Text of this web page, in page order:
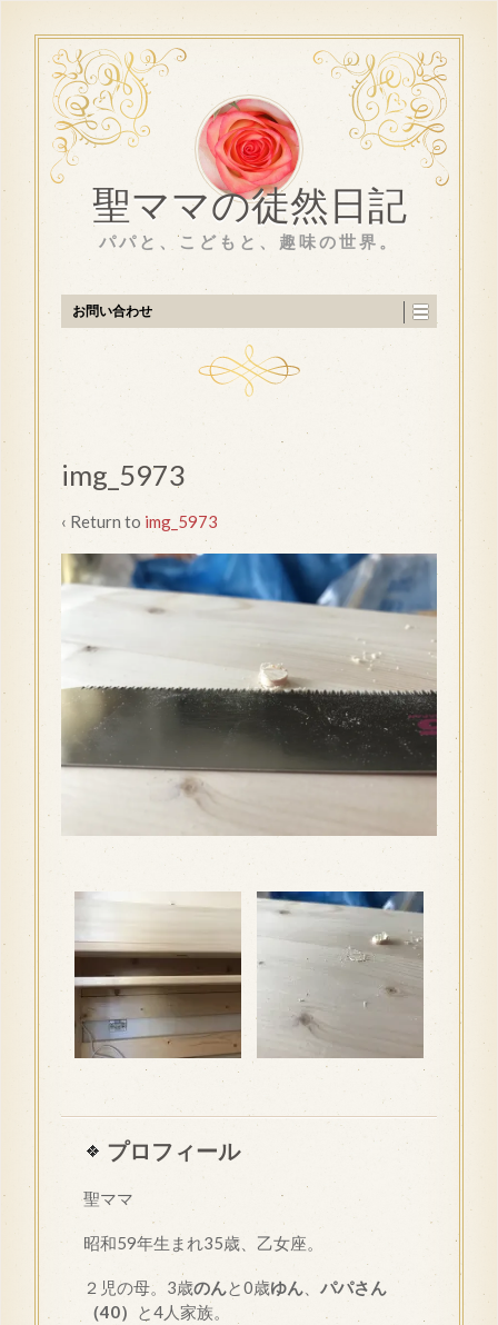
聖ママの徒然日記
パパと、こどもと、趣味の世界。
お問い合わせ
img_5973
‹ Return to img_5973
プロフィール
聖ママ
昭和59年生まれ35歳、乙女座。
２児の母。3歳のんと0歳ゆん
パパさん
（40）
と4人家族。